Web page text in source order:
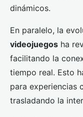
dinámicos.
En paralelo, la
videojuegos ha
facilitando la
tiempo real. Esto
para experiencias
trasladando la